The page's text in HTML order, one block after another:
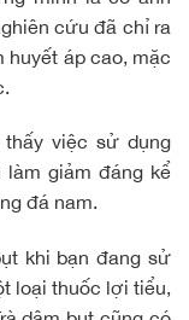
cứu đã chỉ ra
huyết áp cao, mặc
việc sử dụng
làm giảm đáng kể
đá nam.
khi bạn đang sử
loại thuốc lợi tiểu,